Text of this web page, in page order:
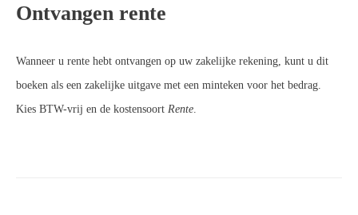
Ontvangen rente
Wanneer u rente hebt ontvangen op uw zakelijke rekening, kunt u dit
boeken als een zakelijke uitgave met een minteken voor het bedrag.
Kies BTW-vrij en de kostensoort Rente